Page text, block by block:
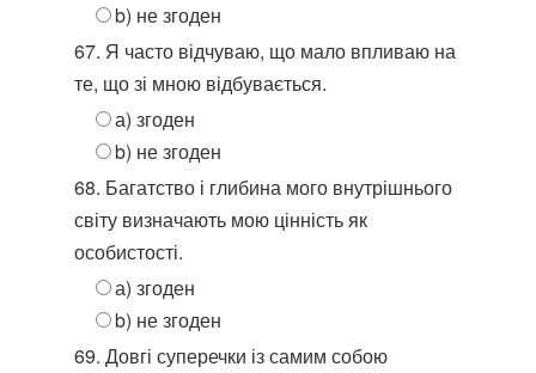
b) не згоден
67. Я часто відчуваю, що мало впливаю на
те, що зі мною відбувається.
а) згоден
b) не згоден
68. Багатство і глибина мого внутрішнього
світу визначають мою цінність як
особистості.
а) згоден
b) не згоден
69. Довгі суперечки із самим собою